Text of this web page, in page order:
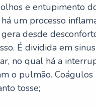
e entupimento
um processo
desde
É dividida em
no qual há a
o pulmão.
tosse;